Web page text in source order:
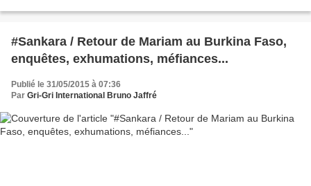
#Sankara / Retour de Mariam au Burkina Faso,
enquêtes, exhumations, méfiances...
Publié le 31/05/2015 à 07:36
Par Gri-Gri International Bruno Jaffré